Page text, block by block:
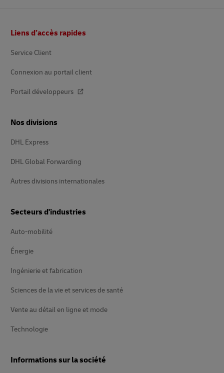
de
Liens d’accès rapides
Service Client
Connexion au portail client
Portail développeurs
Nos divisions
DHL Express
DHL Global Forwarding
Autres divisions internationales
Secteurs d'industries
Auto-mobilité
Énergie
Ingénierie et fabrication
Sciences de la vie et services de santé
Vente au détail en ligne et mode
Technologie
Informations sur la société